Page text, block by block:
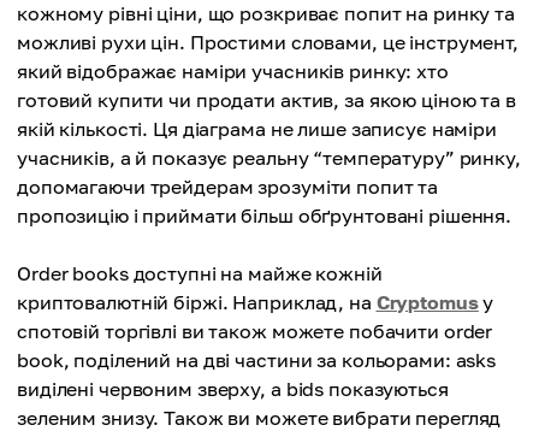
кожному рівні ціни, що розкриває попит на ринку та
можливі рухи цін. Простими словами, це інструмент,
який відображає наміри учасників ринку: хто
готовий купити чи продати актив, за якою ціною та в
якій кількості. Ця діаграма не лише записує наміри
учасників, а й показує реальну “температуру” ринку,
допомагаючи трейдерам зрозуміти попит та
пропозицію і приймати більш обґрунтовані рішення.
Order books доступні на майже кожній
криптовалютній біржі. Наприклад, на Cryptomusу
спотовій торгівлі ви також можете побачити order
book, поділений на дві частини за кольорами: asks
виділені червоним зверху, а bids показуються
зеленим знизу. Також ви можете вибрати перегляд